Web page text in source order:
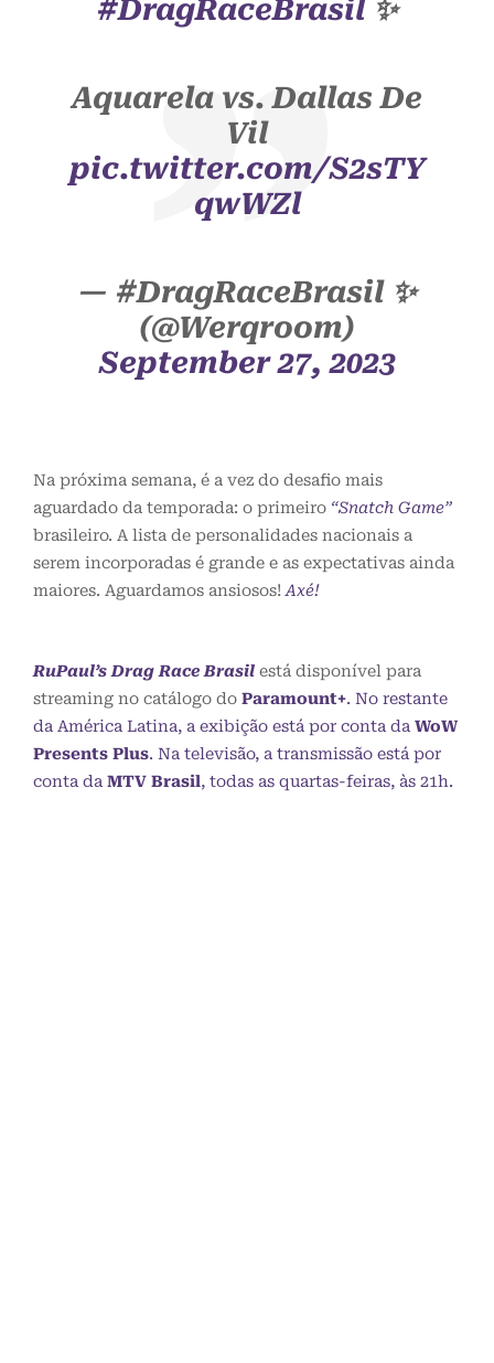
#DragRaceBrasil ✨
Aquarela vs. Dallas De
Vil
pic.twitter.com/S2sTY
qwWZl
— #DragRaceBrasil ✨️
(@Werqroom)
September 27, 2023
Na próxima semana, é a vez do desafio mais
aguardado da temporada: o primeiro “Snatch Game”
brasileiro. A lista de personalidades nacionais a
serem incorporadas é grande e as expectativas ainda
maiores. Aguardamos ansiosos!Axé!
RuPaul’s Drag Race Brasil está disponível para
streaming no catálogo do Paramount+. No restante
da América Latina, a exibição está por conta da WoW
Presents Plus. Na televisão, a transmissão está por
conta da MTV Brasil, todas as quartas-feiras, às 21h.